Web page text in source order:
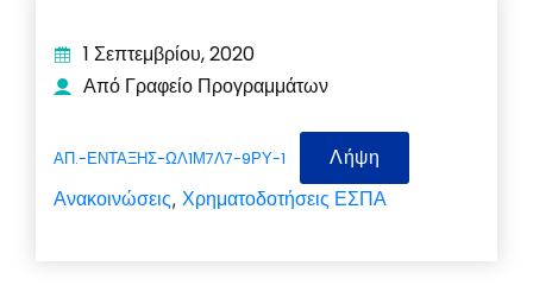
1 Σεπτεμβρίου, 2020
Από Γραφείο Προγραμμάτων
ΑΠ.-ΕΝΤΑΞΗΣ-ΩΛ1Μ7Λ7-9ΡΥ-1
Λήψη
Ανακοινώσεις, Χρηματοδοτήσεις ΕΣΠΑ